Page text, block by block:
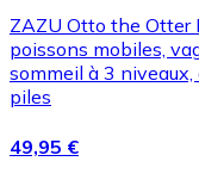
ZAZU Otto the Otter
poissons mobiles,
sommeil à 3
piles
49,95 €